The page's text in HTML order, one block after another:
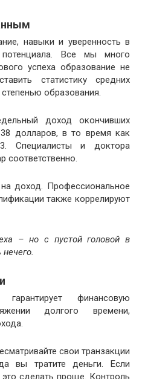
навыки и уверенность в
потенциала. Все мы много
успеха образование не
статистику средних
образования.
доход окончивших
долларов, в то время как
Специалисты и доктора
соответственно.
доход. Профессиональное
также коррелируют
– но с пустой головой в
гарантирует финансовую
долгого времени,
свои транзакции
вы тратите деньги. Если
сделать проще. Контроль